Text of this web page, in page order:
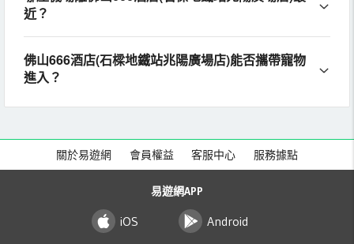
近？
佛山666酒店(石樑地鐵站兆陽廣場店)能否攜帶寵物
進入？
關於易遊網 會員權益 客服中心 服務據點
易遊網APP
iOS Android